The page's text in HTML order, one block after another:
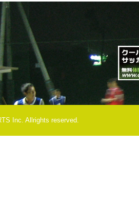
Inc. Allrights reserved.